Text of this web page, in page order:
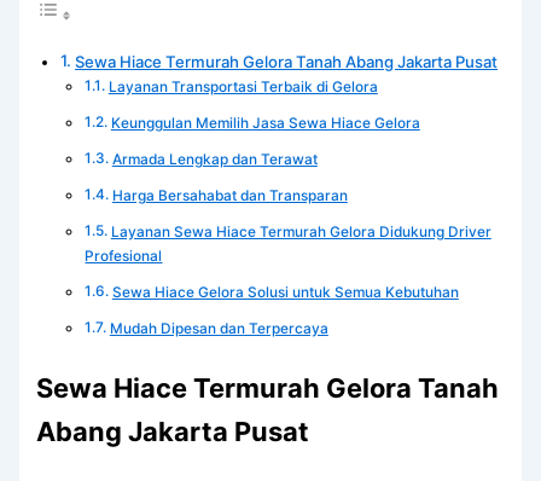
Sewa Hiace Termurah Gelora Tanah Abang Jakarta Pusat
Layanan Transportasi Terbaik di Gelora
Keunggulan Memilih Jasa Sewa Hiace Gelora
Armada Lengkap dan Terawat
Harga Bersahabat dan Transparan
Layanan Sewa Hiace Termurah Gelora Didukung Driver
Profesional
Sewa Hiace Gelora Solusi untuk Semua Kebutuhan
Mudah Dipesan dan Terpercaya
Sewa Hiace Termurah Gelora Tanah
Abang Jakarta Pusat